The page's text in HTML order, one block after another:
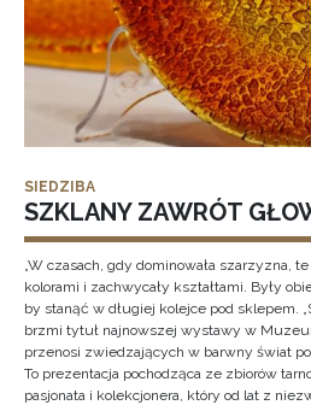
SIEDZIBA
SZKLANY ZAWRÓT
„W czasach, gdy dominowała szarzyzna,
kolorami i zachwycały kształtami. Były
by stanąć w długiej kolejce pod sklepem.
brzmi tytuł najnowszej wystawy w
przenosi zwiedzających w barwny świat
To prezentacja pochodząca ze zbiorów
pasjonata i kolekcjonera, który od lat z